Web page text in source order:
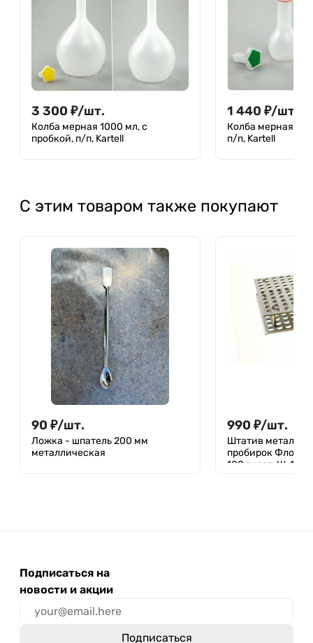
3 300 ₽/шт.
Колба мерная 1000 мл, с
пробкой, п/п, Kartell
1 440 ₽/шт.
Колба мерная 25
п/п, Kartell
С этим товаром также покупают
90 ₽/шт.
Ложка - шпатель 200 мм
металлическая
990 ₽/шт.
Штатив
пробирок
100 гнезд, Ш-100/
Подписаться на
новости и акции